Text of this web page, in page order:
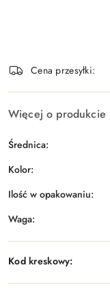
Cena przesyłki:
Więcej o produkcie
Średnica:
Kolor:
Ilość w opakowaniu:
Waga:
Kod kreskowy: